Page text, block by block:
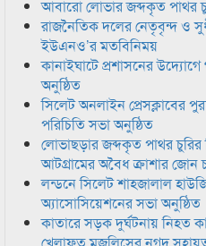
আবারো লোভার জব্দকৃত পাথর
রাজনৈতিক দলের নেতৃবৃন্দ ও
ইউএনও’র মতবিনিময়
কানাইঘাটে প্রশাসনের
অনুষ্ঠিত
সিলেট অনলাইন প্রেসক্লাবের
পরিচিতি সভা অনুষ্ঠিত
লোভাছড়ার জব্দকৃত পাথর চুরির
আটগ্রামের অবৈধ ক্রাশার জোন
লন্ডনে সিলেট শাহজালাল
অ্যাসোসিয়েশনের সভা অনুষ্ঠিত
কাতারে সড়ক দুর্ঘটনায় নিহত